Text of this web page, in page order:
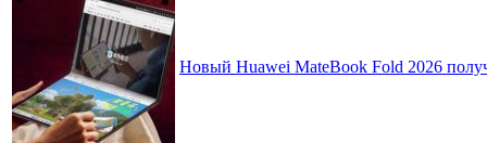
Новый Huawei MateBook Fold 2026